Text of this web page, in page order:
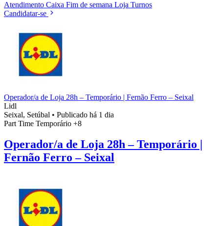
Atendimento Caixa Fim de semana Loja Turnos
Candidatar-se
Operador/a de Loja 28h – Temporário | Fernão Ferro – Seixal
Lidl
Seixal, Setúbal • Publicado há 1 dia
Part Time Temporário +8
Operador/a de Loja 28h – Temporário |
Fernão Ferro – Seixal